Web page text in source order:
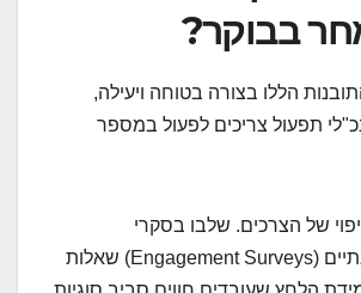
בבוקר?
הללו בצורה בטוחה ויעילה,
תפעול צריכים לפעול במספר
של הצרכים. שלבו בסקרי
המחוברות השנתיים (Engagement Surveys) שאלות